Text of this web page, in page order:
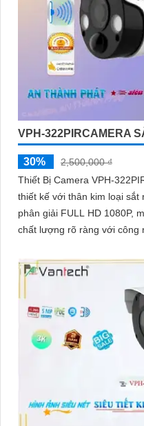
VPH-322PIRCAMERA
30%
2,500,000 ₫
Thiết Bị Camera VPH-
thiết kế với thân kim loại sắt nét, bền bỉ.
phân giải FULL HD 1080P,
chất lượng rõ ràng với công